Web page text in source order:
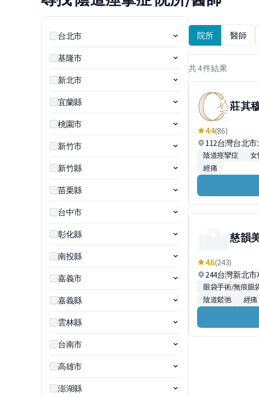
台北市
基隆市
新北市
宜蘭縣
桃園市
新竹市
新竹縣
苗栗縣
台中市
彰化縣
南投縣
嘉義市
嘉義縣
雲林縣
台南市
高雄市
澎湖縣
院所 醫師
共 4 件結果
莊其
4.4(86)
112台灣台北
陰道痙攣症 女
經痛
慈韻
4.6(243)
244台灣新北
眼袋手術/無痕眼
陰道鬆弛
經痛